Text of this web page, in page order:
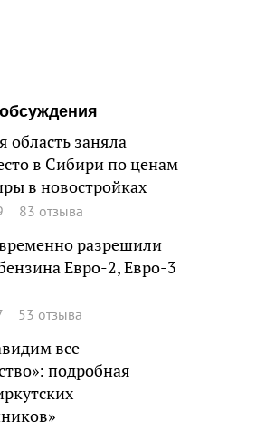
область заняла
в Сибири по ценам
в новостройках
83 отзыва
разрешили
Евро-2, Евро-3
53 отзыва
все
подробная